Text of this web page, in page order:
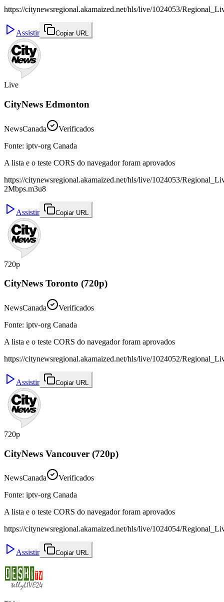
https://citynewsregional.akamaized.net/hls/live/1024053/
Assistir Copiar URL
Live
CityNews Edmonton
NewsCanada
Verificados
Fonte: iptv-org Canada
A lista e o teste CORS do navegador foram aprovados
https://citynewsregional.akamaized.net/hls/live/1024053/
2Mbps.m3u8
Assistir Copiar URL
720p
CityNews Toronto (720p)
NewsCanada
Verificados
Fonte: iptv-org Canada
A lista e o teste CORS do navegador foram aprovados
https://citynewsregional.akamaized.net/hls/live/1024052/
Assistir Copiar URL
720p
CityNews Vancouver (720p)
NewsCanada
Verificados
Fonte: iptv-org Canada
A lista e o teste CORS do navegador foram aprovados
https://citynewsregional.akamaized.net/hls/live/1024054/
Assistir Copiar URL